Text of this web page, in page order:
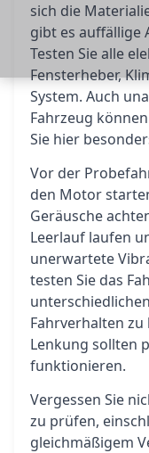
sich die
gibt es auffällige
Testen Sie alle
Fensterheber,
System. Auch
Fahrzeug
Sie hier
Vor der
den Motor
Geräusche
Leerlauf laufen
unerwartete
testen Sie das
Fahrverhalten
Lenkung sollten
funktionieren.
Vergessen Sie
zu prüfen,
gleichmäßigem